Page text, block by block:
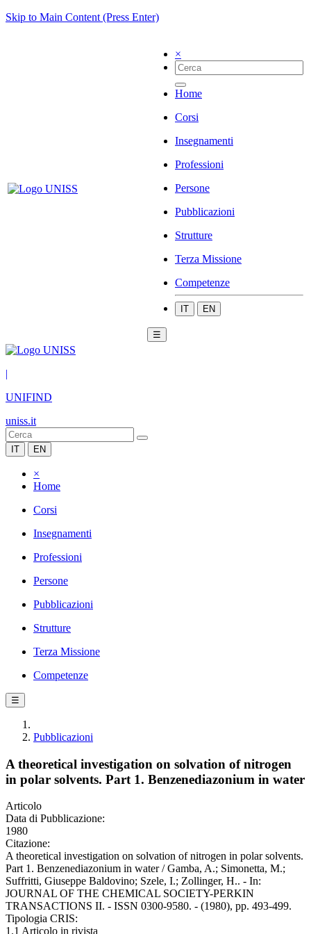
Skip to Main Content (Press Enter)
×
Home
Corsi
Insegnamenti
Professioni
Persone
Pubblicazioni
Strutture
Terza Missione
Competenze
IT EN
☰
|
UNIFIND
uniss.it
IT EN
×
Home
Corsi
Insegnamenti
Professioni
Persone
Pubblicazioni
Strutture
Terza Missione
Competenze
☰
Pubblicazioni
A theoretical investigation on solvation of nitrogen
in polar solvents. Part 1. Benzenediazonium in water
Articolo
Data di Pubblicazione:
1980
Citazione:
A theoretical investigation on solvation of nitrogen in polar solvents.
Part 1. Benzenediazonium in water / Gamba, A.; Simonetta, M.;
Suffritti, Giuseppe Baldovino; Szele, I.; Zollinger, H.. - In:
JOURNAL OF THE CHEMICAL SOCIETY-PERKIN
TRANSACTIONS II. - ISSN 0300-9580. - (1980), pp. 493-499.
Tipologia CRIS:
1.1 Articolo in rivista